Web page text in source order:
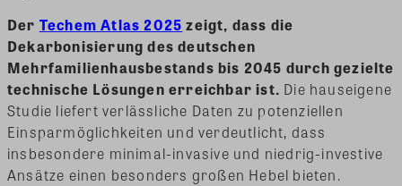
Der Techem Atlas 2025 zeigt, dass die
Dekarbonisierung des deutschen
Mehrfamilienhausbestands bis 2045 durch gezielte
technische Lösungen erreichbar ist. Die hauseigene
Studie liefert verlässliche Daten zu potenziellen
Einsparmöglichkeiten und verdeutlicht, dass
insbesondere minimal-invasive und niedrig-investive
Ansätze einen besonders großen Hebel bieten.